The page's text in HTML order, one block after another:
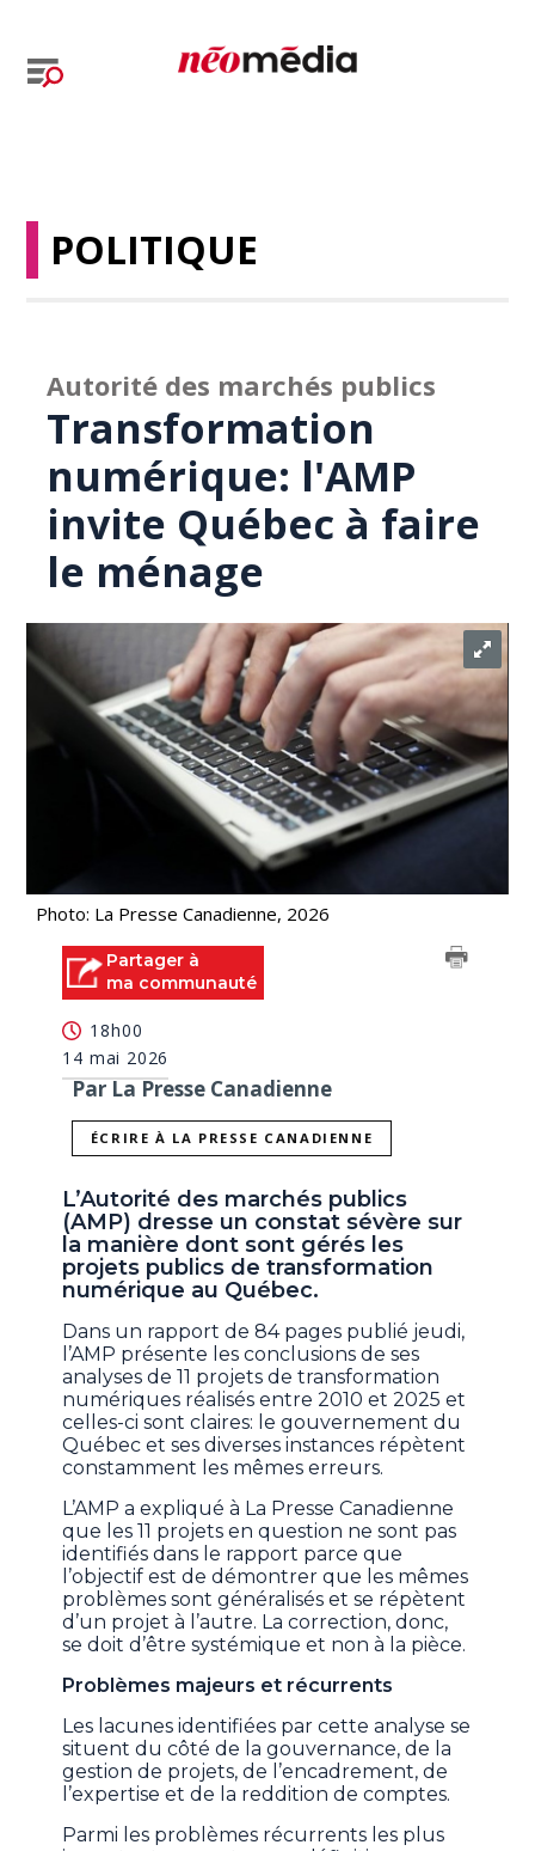
POLITIQUE
Autorité des marchés publics
Transformation
numérique: l'AMP
invite Québec à faire
le ménage
Photo: La Presse Canadienne, 2026
Partager à
ma communauté
18h00
14 mai 2026
Par La Presse Canadienne
ÉCRIRE À LA PRESSE CANADIENNE
L’Autorité des marchés publics
(AMP) dresse un constat sévère sur
la manière dont sont gérés les
projets publics de transformation
numérique au Québec.
Dans un rapport de 84 pages publié jeudi,
l’AMP présente les conclusions de ses
analyses de 11 projets de transformation
numériques réalisés entre 2010 et 2025 et
celles-ci sont claires: le gouvernement du
Québec et ses diverses instances répètent
constamment les mêmes erreurs.
L’AMP a expliqué à La Presse Canadienne
que les 11 projets en question ne sont pas
identifiés dans le rapport parce que
l’objectif est de démontrer que les mêmes
problèmes sont généralisés et se répètent
d’un projet à l’autre. La correction, donc,
se doit d’être systémique et non à la pièce.
Problèmes majeurs et récurrents
Les lacunes identifiées par cette analyse se
situent du côté de la gouvernance, de la
gestion de projets, de l’encadrement, de
l’expertise et de la reddition de comptes.
Parmi les problèmes récurrents les plus